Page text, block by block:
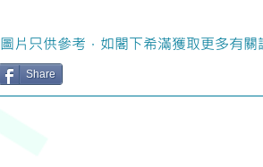
圖片只供參考，如閣下希滿獲取更多有關
Share